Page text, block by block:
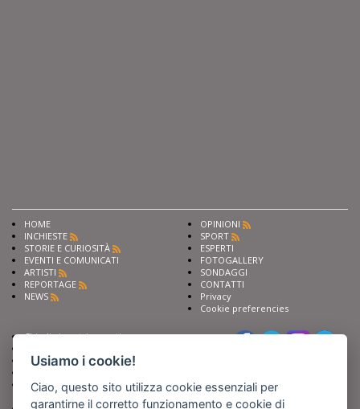
HOME
INCHIESTE
STORIE E CURIOSITÀ
EVENTI E COMUNICATI
ARTISTI
REPORTAGE
NEWS
OPINIONI
SPORT
ESPERTI
FOTOGALLERY
SONDAGGI
CONTATTI
Privacy
Cookie preferencies
Chiedi ai nostri esperti
Fai pubblicità con noi
Iscriviti al nostro corso di
giornalismo
Usiamo i cookie!
Ciao, questo sito utilizza cookie essenziali per
garantirne il corretto funzionamento e cookie di